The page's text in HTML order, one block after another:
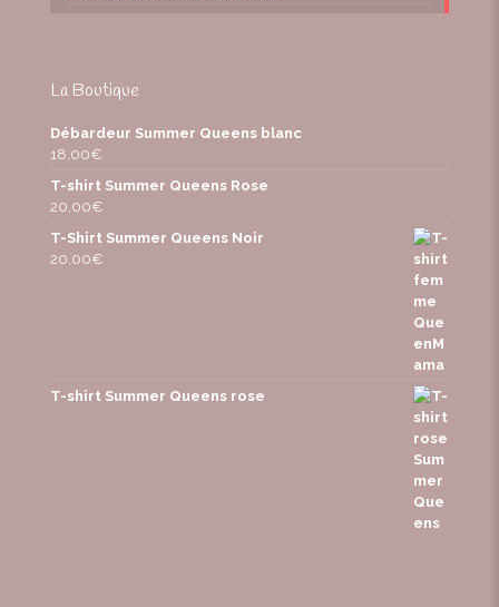
La Boutique
Débardeur Summer Queens blanc
18,00€
T-shirt Summer Queens Rose
20,00€
T-Shirt Summer Queens Noir
20,00€
T-shirt Summer Queens rose